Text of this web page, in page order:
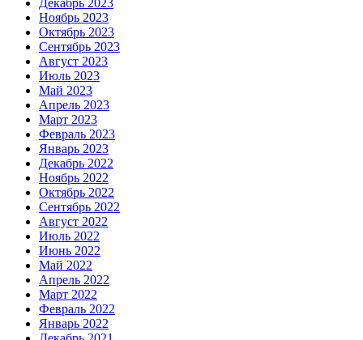
Декабрь 2023
Ноябрь 2023
Октябрь 2023
Сентябрь 2023
Август 2023
Июль 2023
Май 2023
Апрель 2023
Март 2023
Февраль 2023
Январь 2023
Декабрь 2022
Ноябрь 2022
Октябрь 2022
Сентябрь 2022
Август 2022
Июль 2022
Июнь 2022
Май 2022
Апрель 2022
Март 2022
Февраль 2022
Январь 2022